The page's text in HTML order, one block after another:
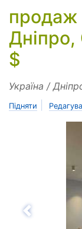
продаж
$
Україна /
Підняти
Назад